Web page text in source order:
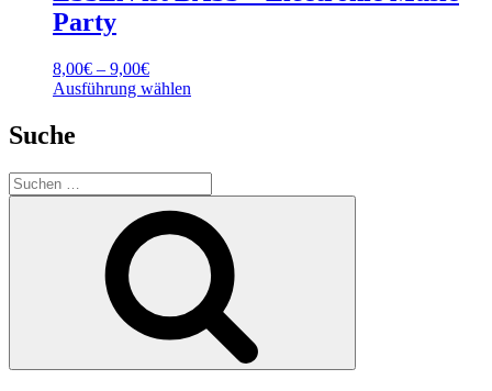
Party
8,00€ – 9,00€Preisspanne:
8,00€
Ausführung wählen
Optionen
können
auf
der
Produktseite
gewählt
werden
Suche
Suchen
nach: